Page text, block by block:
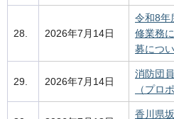
28. 2026年7月14日
令和8年
修業務
募につ
29. 2026年7月14日
消防団
（プロ
香川県